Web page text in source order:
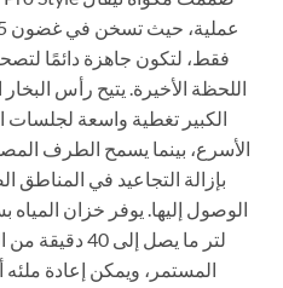
فقط، لتكون جاهزة دائمًا
اللحظة الأخيرة. يتيح رأس البخار
الكبير تغطية واسعة لجلسات
الأسرع، بينما يسمح الطرف
بإزالة التجاعيد في المناطق
لتر ما يصل إلى 40
المستمر، ويمكن إعادة ملئه